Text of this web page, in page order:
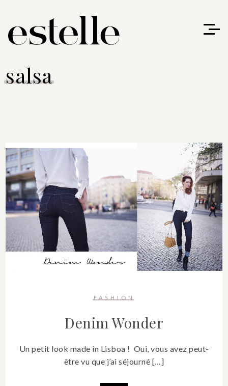
salsa
FASHION
Denim Wonder
Un petit look made in Lisboa ! Oui, vous avez peut-
être vu que j’ai séjourné […]